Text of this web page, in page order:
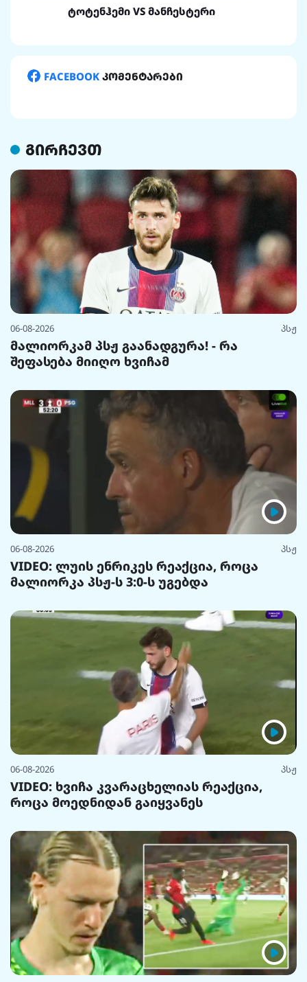
ტოტენჰემი VS მანჩესტერი
FACEBOOK კომენტარები
გირჩევთ
06-08-2026 პსჟ
მალიორკამ პსჟ გაანადგურა! - რა
შეფასება მიიღო ხვიჩამ
06-08-2026 პსჟ
VIDEO: ლუის ენრიკეს რეაქცია, როცა
მალიორკა პსჟ-ს 3:0-ს უგებდა
06-08-2026 პსჟ
VIDEO: ხვიჩა კვარაცხელიას რეაქცია,
როცა მოედნიდან გაიყვანეს